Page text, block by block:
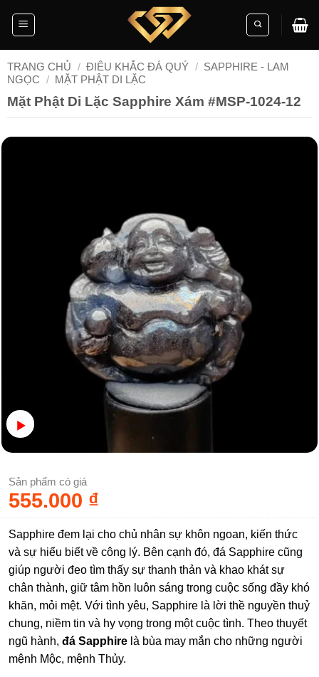
TRANG CHỦ / ĐIÊU KHẮC ĐÁ QUÝ / SAPPHIRE - LAM
NGỌC / MẶT PHẬT DI LẶC
Mặt Phật Di Lặc Sapphire Xám #MSP-1024-12
Sản phẩm có giá
555.000 ₫
Sapphire đem lại cho chủ nhân sự khôn ngoan, kiến thức
và sự hiểu biết về công lý. Bên cạnh đó, đá Sapphire cũng
giúp người đeo tìm thấy sự thanh thản và khao khát sự
chân thành, giữ tâm hồn luôn sáng trong cuộc sống đầy khó
khăn, mỏi mệt. Với tình yêu, Sapphire là lời thề nguyền thuỷ
chung, niềm tin và hy vọng trong một cuộc tình. Theo thuyết
ngũ hành, đá Sapphire là bùa may mắn cho những người
mệnh Mộc, mệnh Thủy.